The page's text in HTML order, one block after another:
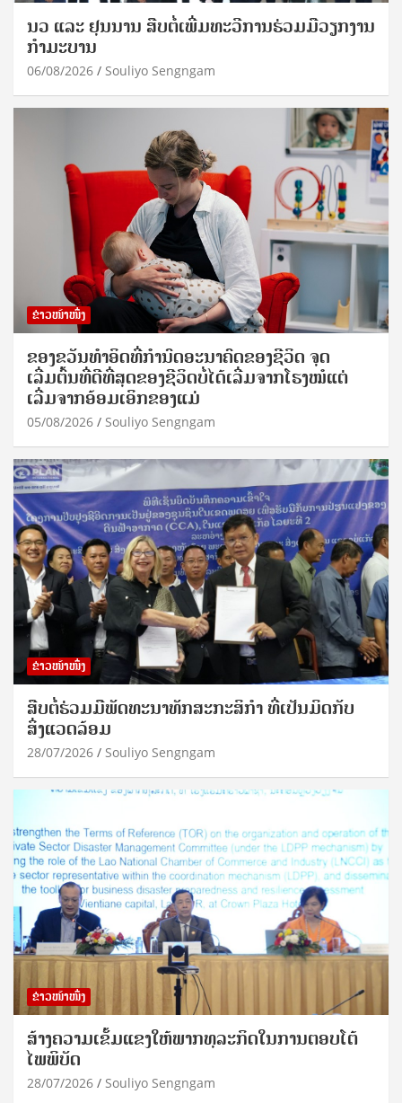
ນວ ແລະ ຢຸນນານ ສືບຕໍ່ເພີ່ມທະວີການຮ່ວມມືວຽກງານ
ກຳມະບານ
06/08/2026 Souliyo Sengngam
ຂ່າວໜ້າໜຶ່ງ
ຂອງຂວັນທໍາອິດທີ່ກໍານົດອະນາຄົດຂອງຊີວິດ ຈຸດ
ເລີ່ມຕົ້ນທີ່ດີທີ່ສຸດຂອງຊີວິດບໍ່ໄດ້ເລີ່ມຈາກໂຮງໝໍແຕ່
ເລີ່ມຈາກອ້ອມເອິກຂອງແມ່
05/08/2026 Souliyo Sengngam
ຂ່າວໜ້າໜຶ່ງ
ສືບຕໍ່ຮ່ວມມືພັດທະນາທັກສະກະສິກຳ ທີ່ເປັນມິດກັບ
ສິ່ງແວດລ້ອມ
28/07/2026 Souliyo Sengngam
ຂ່າວໜ້າໜຶ່ງ
ສ້າງຄວາມເຂັ້ມແຂງໃຫ້ພາກທຸລະກິດໃນການຕອບໂຕ້
ໄພພິບັດ
28/07/2026 Souliyo Sengngam